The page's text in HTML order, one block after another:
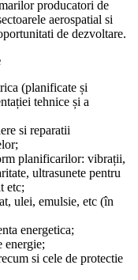
producatori de
aerospatial si
de dezvoltare.
(planificate și
tehnice și a
si reparatii
planificarilor: vibrații,
ultrasunete pentru
etc;
ulei, emulsie, etc (în
energetica;
energie;
si cele de protectie